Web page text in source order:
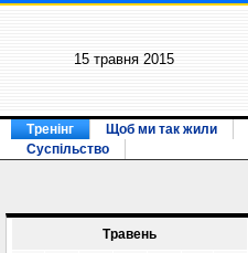
15 травня 2015
Тренінг Щоб ми так жили
Суспільство
Травень